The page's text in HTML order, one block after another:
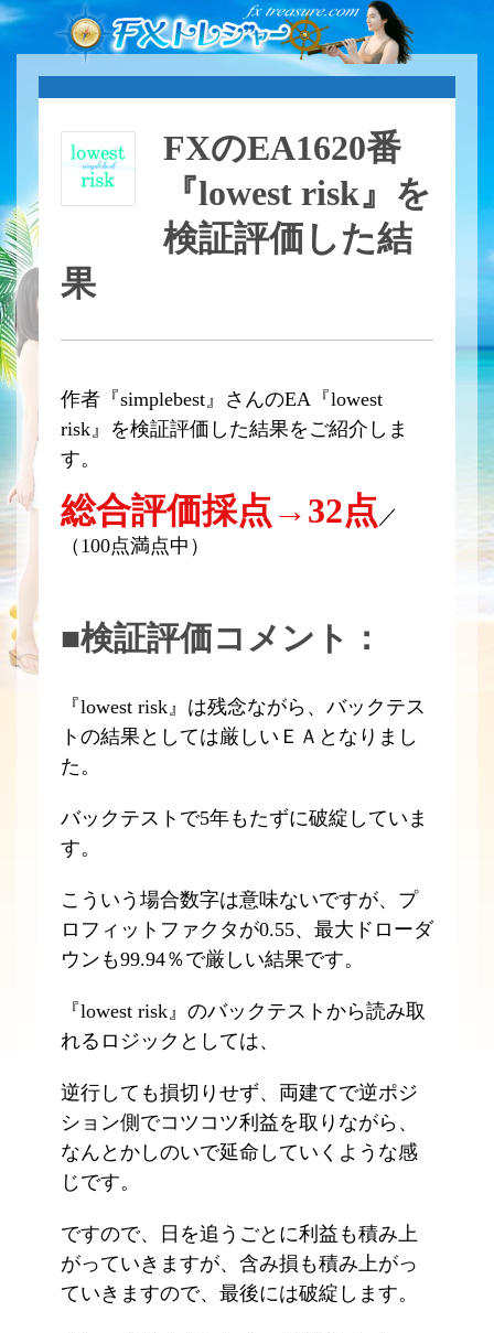
FXのEA1620番
『lowest risk』を
検証評価した結
果
作者『simplebest』さんのEA『lowest
risk』を検証評価した結果をご紹介しま
す。
総合評価採点→32点 ／
（100点満点中）
■検証評価コメント：
『lowest risk』は残念ながら、バックテス
トの結果としては厳しいＥＡとなりまし
た。
バックテストで5年もたずに破綻していま
す。
こういう場合数字は意味ないですが、プ
ロフィットファクタが0.55、最大ドローダ
ウンも99.94％で厳しい結果です。
『lowest risk』のバックテストから読み取
れるロジックとしては、
逆行しても損切りせず、両建てで逆ポジ
ション側でコツコツ利益を取りながら、
なんとかしのいで延命していくような感
じです。
ですので、日を追うごとに利益も積み上
がっていきますが、含み損も積み上がっ
ていきますので、最後には破綻します。